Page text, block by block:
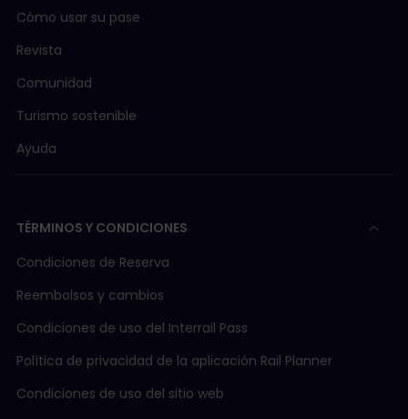
Cómo usar su pase
Revista
Comunidad
Turismo sostenible
Ayuda
TÉRMINOS Y CONDICIONES
Condiciones de Reserva
Reembolsos y cambios
Condiciones de uso del Interrail Pass
Política de privacidad de la aplicación Rail Planner
Condiciones de uso del sitio web